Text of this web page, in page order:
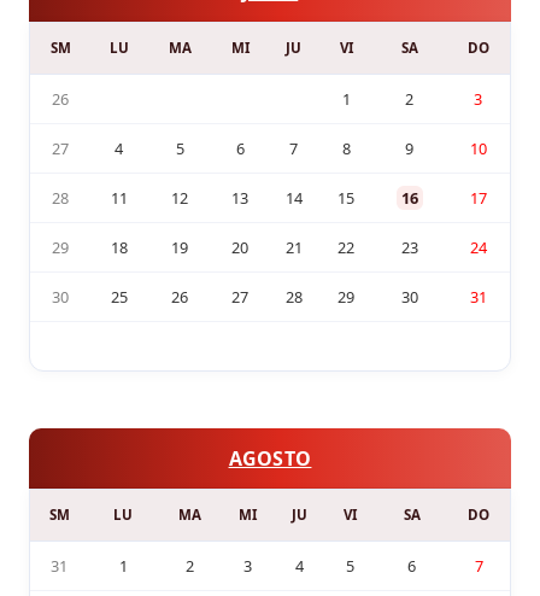
SM LU MA MI JU VI SA DO
26 1 2 3
27 4 5 6 7 8 9 10
28 11 12 13 14 15 16 17
29 18 19 20 21 22 23 24
30 25 26 27 28 29 30 31
AGOSTO
SM LU MA MI JU VI SA DO
31 1 2 3 4 5 6 7